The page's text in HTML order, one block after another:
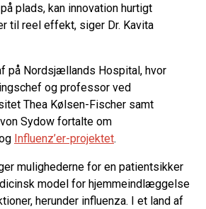
plads, kan innovation hurtigt
til reel effekt, siger Dr. Kavita
på Nordsjællands Hospital, hvor
og professor ved
Thea Kølsen-Fischer samt
Sydow fortalte om
Influenz’er-projektet.
mulighederne for en patientsikker
model for hjemmeindlæggelse
herunder influenza. I et land af